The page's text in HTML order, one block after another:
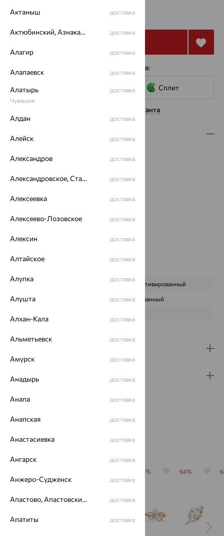
23 127
с помощью сервисов:
Сплит
Нужна помощь консультанта
Описание
Металл: Золото
Цвет металла:Красный
Страна происхождения:
РОССИЯ
Бренд:Prima Exclusive
Наименование цвета вставки:
Белый
ВИД КАМНЯ Жемчуг культивированный
ПРОИСХОЖДЕНИЕ Культивированный
Гарантия и возврат
Похожие изделия
64% 64%
Актаныш доставка
Актюбинский, Азнакаевский район доставка
Алагир доставка
Алапаевск доставка
Алатырь
Чувашия
доставка
Алдан доставка
Алейск доставка
Александров доставка
Александровское, Ставропольский край доставка
Алексеевка доставка
Алексеево-Лозовское доставка
Алексин доставка
Алтайское доставка
Алупка доставка
Алушта доставка
Алхан-Кала доставка
Альметьевск доставка
Амурск доставка
Анадырь доставка
Анапа доставка
Анапская доставка
Анастасиевка доставка
Ангарск доставка
Анжеро-Судженск доставка
Апастово, Апастовский район доставка
Апатиты доставка